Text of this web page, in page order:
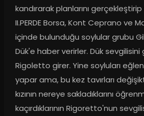
kandırarak planlarını gerçekleştirip
II.PERDE Borsa, Kont Ceprano ve
içinde bulunduğu soylular grubu
Dük'e haber verirler. Dük sevgilisini
Rigoletto girer. Yine soyluları
yapar ama, bu kez tavırları
kızının nereye sakladıklarını
kaçırdıklarının Rigoretto'nun